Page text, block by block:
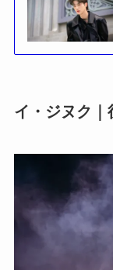
イ・ジヌク｜